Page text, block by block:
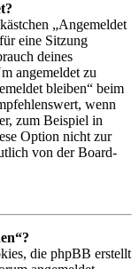
„Angemeldet
eine Sitzung
deines
angemeldet zu
bleiben“ beim
wenn
zum Beispiel in
Option nicht zur
von der Board-
die phpBB erstellt